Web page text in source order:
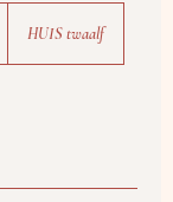
HUIS twaalf